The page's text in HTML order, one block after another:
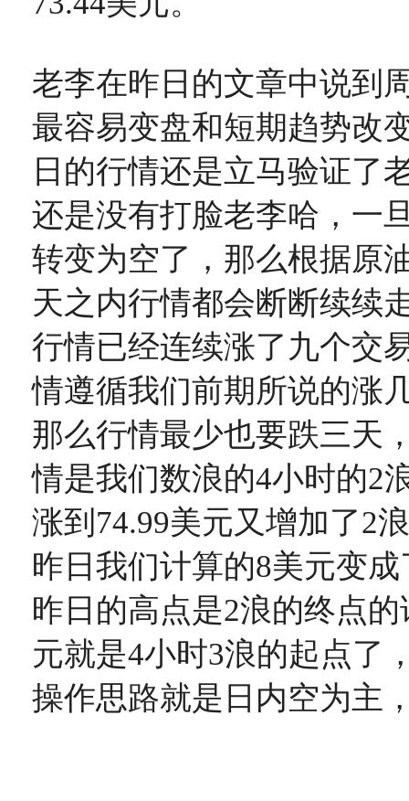
老李在昨日的文章中说到
最容易变盘和短期趋势改
日的行情还是立马验证了
还是没有打脸老李哈，一
转变为空了，那么根据原
天之内行情都会断断续续
行情已经连续涨了九个交
情遵循我们前期所说的涨
那么行情最少也要跌三天
情是我们数浪的4小时的2
涨到74.99美元又增加了2
昨日我们计算的8美元变
昨日的高点是2浪的终点
元就是4小时3浪的起点了
操作思路就是日内空为主